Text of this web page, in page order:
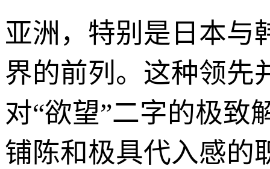
亚洲，特别是日本与
界的前列。这种领先
对“欲望”二字的极致
铺陈和极具代入感的